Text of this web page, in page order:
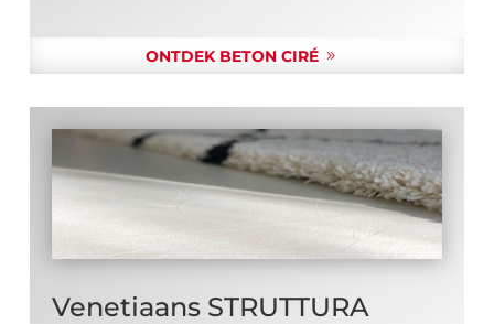
ONTDEK BETON CIRÉ
Venetiaans STRUTTURA